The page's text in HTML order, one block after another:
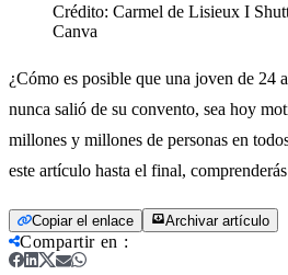
Crédito: Carmel de Lisieux I
Canva
¿Cómo es posible que una joven de 24
nunca salió de su convento, sea hoy
millones y millones de personas en
este artículo hasta el final,
Copiar el enlace Archivar artículo
Compartir en :